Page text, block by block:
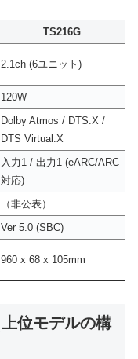
TS216G
2.1ch (6ユニット)
120W
Dolby Atmos / DTS:X /
DTS Virtual:X
入力1 / 出力1 (eARC/ARC
対応)
（非公表）
Ver 5.0 (SBC)
960 x 68 x 105mm
位モデルの構